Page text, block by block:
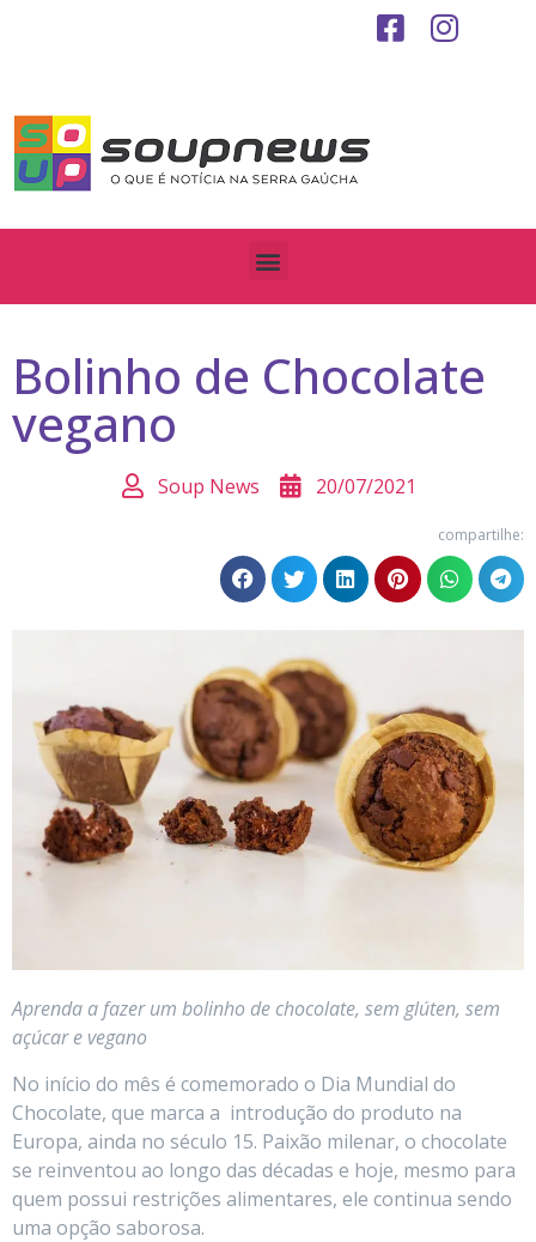
Bolinho de Chocolate
vegano
Soup News 20/07/2021
compartilhe:
Aprenda a fazer um bolinho de chocolate, sem glúten, sem
açúcar e vegano
No início do mês é comemorado o Dia Mundial do
Chocolate, que marca a introdução do produto na
Europa, ainda no século 15. Paixão milenar, o chocolate
se reinventou ao longo das décadas e hoje, mesmo para
quem possui restrições alimentares, ele continua sendo
uma opção saborosa.